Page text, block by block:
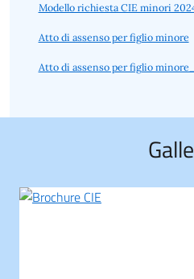
Modello richiesta CIE minori
Atto di assenso per figlio minore
Atto di assenso per figlio